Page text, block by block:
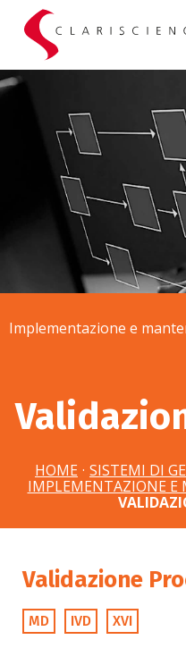
Implementazione e
HOME · SISTEMI DI
IMPLEMENTAZIONE E
Validazione
MD IVD XVI